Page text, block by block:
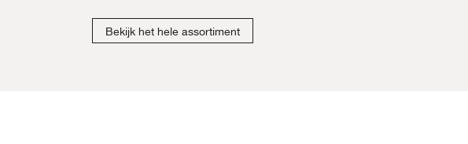
Bekijk het hele assortiment